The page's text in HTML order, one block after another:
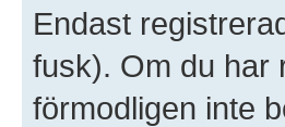
Endast
fusk). Om du har
förmodligen inte